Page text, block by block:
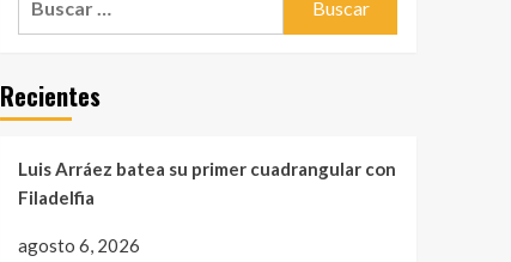
Recientes
Luis Arráez batea su primer cuadrangular con
Filadelfia
agosto 6, 2026